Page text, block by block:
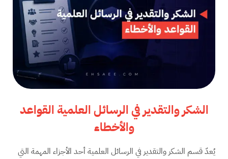
الشكر والتقدير في الرسائل العلمية القواعد
والأخطاء
يُعدّ قسم الشكر والتقدير في الرسائل العلمية أحد الأجزاء المهمة التي